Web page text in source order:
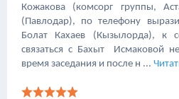
Кожакова (комсорг группы,
(Павлодар), по телефону
Болат Кахаев (Кызылорда), к
связаться с Бахыт Исмаковой
время заседания и после н ...